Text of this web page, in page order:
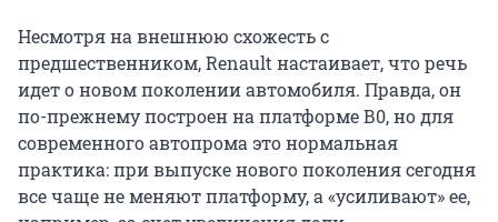
Несмотря на внешнюю схожесть с
предшественником, Renault настаивает, что речь
идет о новом поколении автомобиля. Правда, он
по-прежнему построен на платформе В0, но для
современного автопрома это нормальная
практика: при выпуске нового поколения сегодня
все чаще не меняют платформу, а «усиливают» ее,